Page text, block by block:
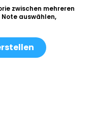
zwischen mehreren
auswählen,